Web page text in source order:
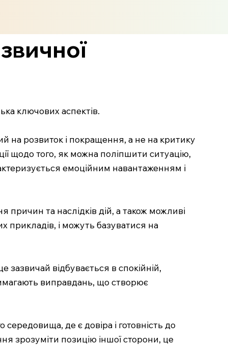
ключових аспектів.
на розвиток і покращення, а не на критику
щодо того, як можна поліпшити ситуацію,
емоційним навантаженням і
причин та наслідків дій, а також можливі
прикладів, і можуть базуватися на
відбувається в спокійній,
виправдань, що створює
де є довіра і готовність до
зрозуміти позицію іншої сторони, це